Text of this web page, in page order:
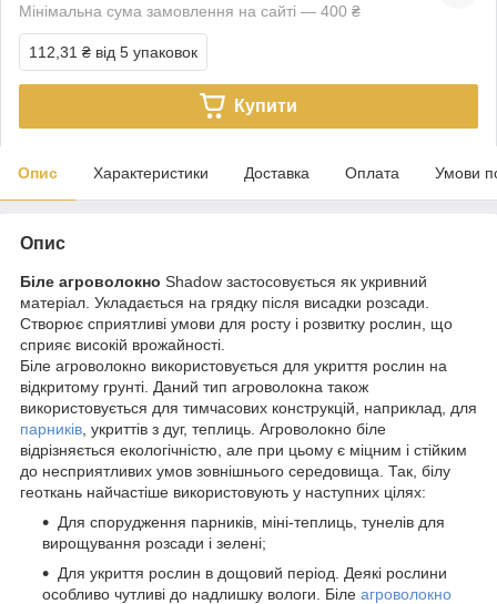
Мінімальна сума замовлення на сайті — 400 ₴
112,31 ₴ від 5 упаковок
Купити
Опис Характеристики Доставка Оплата Умови
Опис
Біле агроволокно Shadow застосовується як укривний
матеріал. Укладається на грядку після висадки розсади.
Створює сприятливі умови для росту і розвитку рослин, що
сприяє високій врожайності.
Біле агроволокно використовується для укриття рослин на
відкритому грунті. Даний тип агроволокна також
використовується для тимчасових конструкцій, наприклад, для
парників , укриттів з дуг, теплиць. Агроволокно біле
відрізняється екологічністю, але при цьому є міцним і стійким
до несприятливих умов зовнішнього середовища. Так, білу
геоткань найчастіше використовують у наступних цілях:
Для спорудження парників, міні-теплиць, тунелів для
вирощування розсади і зелені;
Для укриття рослин в дощовий період. Деякі рослини
особливо чутливі до надлишку вологи. Біле агроволокно